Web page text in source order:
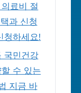
료비 절
과 신청
청하세요!
국민건강
수 있는
지금 바